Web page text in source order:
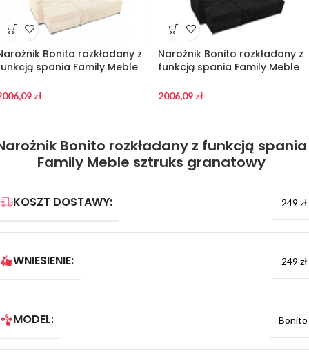
Bonito rozkładany z
spania Family Meble
zł
Narożnik Bonito rozkładany z
funkcją spania Family Meble
2006,09 zł
Bonito rozkładany z funkcją spania
Family Meble sztruks granatowy
KOSZT DOSTAWY: 249 zł
WNIESIENIE: 249 zł
MODEL: Bonito